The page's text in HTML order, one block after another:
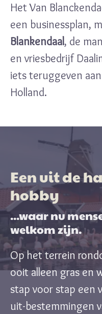
Het Van
een businessplan,
Blankendaal, de
en vriesbedrijf
iets teruggeven
Holland.
Een uit de
hobby
...waar nu
welkom zijn.
Op het terrein
ooit alleen gras en
stap voor stap een
uit-bestemmingen